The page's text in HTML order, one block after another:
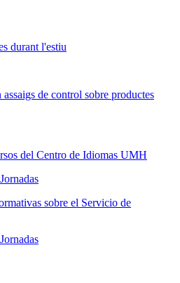
durant l'estiu
de control sobre productes
del Centro de Idiomas UMH
sobre el Servicio de